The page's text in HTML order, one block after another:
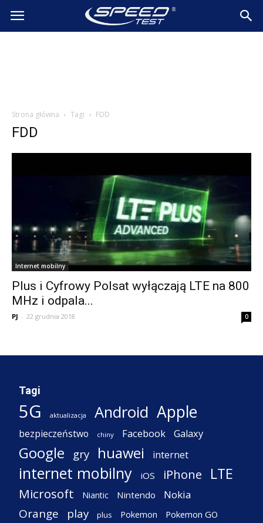
SpeedTest.pl
Strona główna Tagi FDD
FDD
Internet mobilny
Plus i Cyfrowy Polsat wyłączają LTE na 800
MHz i odpala...
PJ - 22 grudnia 2018 0
Tagi
5G aktualizacja Android Apple
bezpieczeństwo chiny Facebook Galaxy
Google gry huawei internet
internet mobilny iOS iPhone LTE
Microsoft Niantic Nintendo Nokia
Orange play plus Pokemon Pokemon GO